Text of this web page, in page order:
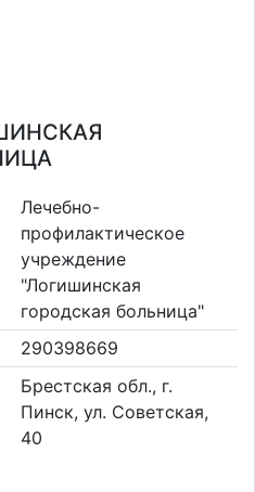
Лечебно-
профилактическое
учреждение
"Логишинская
городская больница"
290398669
Брестская обл., г.
Пинск, ул. Советская,
40